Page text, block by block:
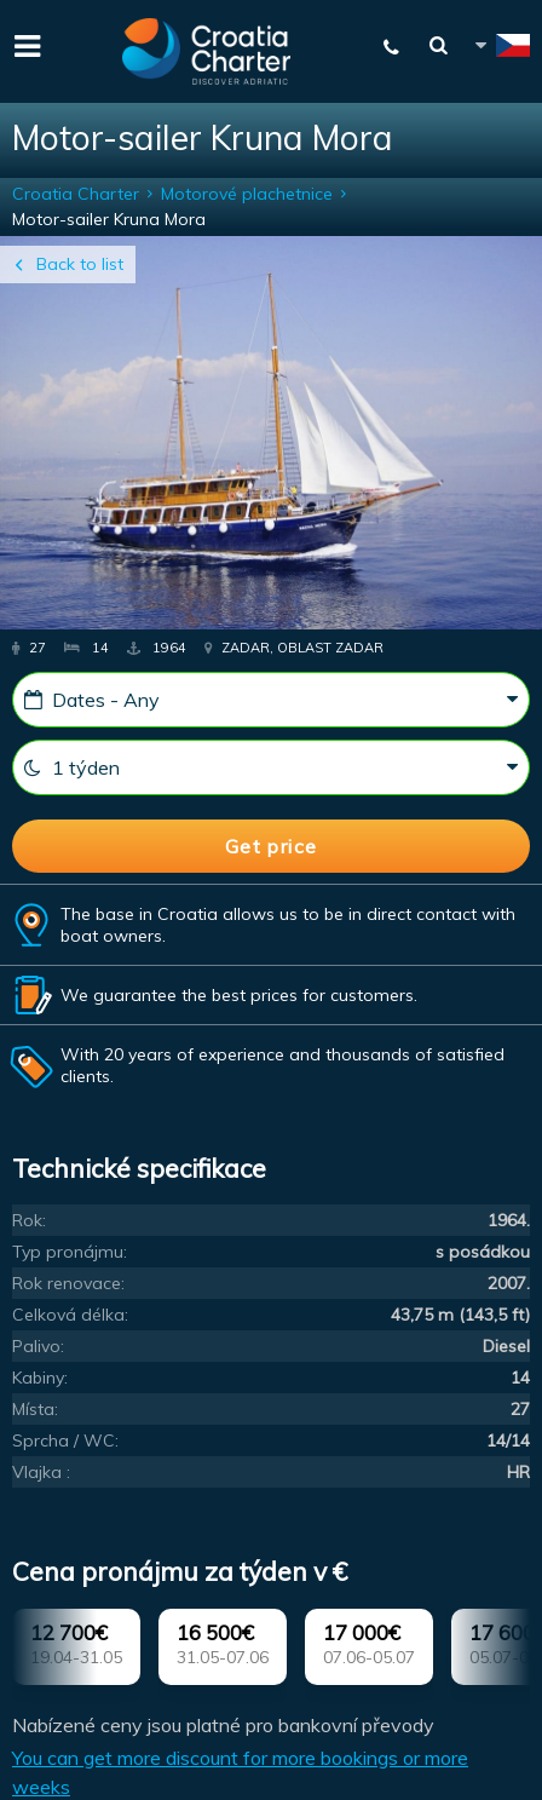
Motor-sailer Kruna Mora
Back to list
Croatia Charter
Motorové plachetnice
Motor-sailer Kruna Mora
27 14 1964 ZADAR, OBLAST ZADAR
The base in Croatia allows us to be in direct contact with
boat owners.
We guarantee the best prices for customers.
With 20 years of experience and thousands of satisfied
clients.
Technické specifikace
Rok:
1964.
Typ pronájmu:
s posádkou
Rok renovace:
2007.
Celková délka:
43,75 m (143,5 ft)
Palivo:
Diesel
Kabiny:
14
Místa:
27
Sprcha / WC:
14/14
Vlajka :
HR
Cena pronájmu za týden v €
12 700€
19.04-31.05
16 500€
31.05-07.06
17 000€
07.06-05.07
17
05.07-
Nabízené ceny jsou platné pro bankovní převody
You can get more discount for more bookings or more
weeks